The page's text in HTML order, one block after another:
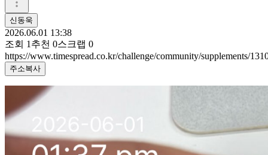
신동욱
2026.06.01 13:38
조회 1 추천 0스크랩 0
https://www.timespread.co.kr/challenge/community/supplements/
주소복사